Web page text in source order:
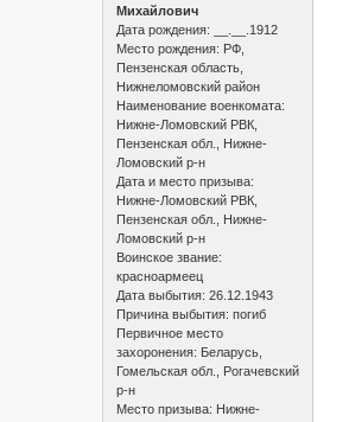
Михайлович
Дата рождения: __.__.1912
Место рождения: РФ,
Пензенская область,
Нижнеломовский район
Наименование военкомата:
Нижне-Ломовский РВК,
Пензенская обл., Нижне-
Ломовский р-н
Дата и место призыва:
Нижне-Ломовский РВК,
Пензенская обл., Нижне-
Ломовский р-н
Воинское звание:
красноармеец
Дата выбытия: 26.12.1943
Причина выбытия: погиб
Первичное место
захоронения: Беларусь,
Гомельская обл., Рогачевский
р-н
Место призыва: Нижне-